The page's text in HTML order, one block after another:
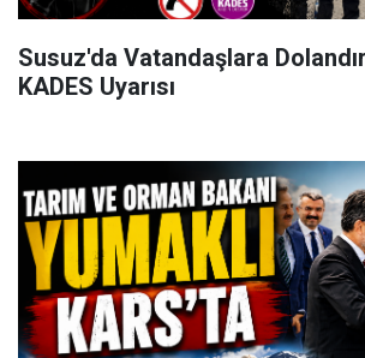
Susuz'da Vatandaşlara
KADES Uyarısı